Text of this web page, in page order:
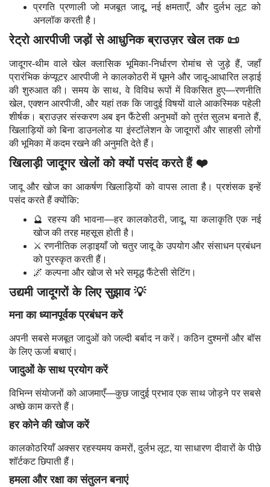
प्रगति प्रणाली जो मजबूत जादू, नई क्षमताएँ, और दुर्लभ लूट को
अनलॉक करती है।
रेट्रो आरपीजी जड़ों से आधुनिक ब्राउज़र खेल तक 📜
जादूगर-थीम वाले खेल क्लासिक भूमिका-निर्धारण रोमांच से जुड़े हैं, जहाँ
प्रारंभिक कंप्यूटर आरपीजी ने कालकोठरी में घूमने और जादू-आधारित लड़ाई
की शुरुआत की। समय के साथ, वे विविध रूपों में विकसित हुए—रणनीति
खेल, एक्शन आरपीजी, और यहां तक कि जादुई विषयों वाले आकस्मिक पहेली
शीर्षक। ब्राउज़र संस्करण अब इन फैंटेसी अनुभवों को तुरंत सुलभ बनाते हैं,
खिलाड़ियों को बिना डाउनलोड या इंस्टॉलेशन के जादूगरों और साहसी लोगों
की भूमिका में कदम रखने की अनुमति देते हैं।
खिलाड़ी जादूगर खेलों को क्यों पसंद करते हैं ❤️
जादू और खोज का आकर्षण खिलाड़ियों को वापस लाता है। प्रशंसक इन्हें
पसंद करते हैं क्योंकि:
🔮 रहस्य की भावना—हर कालकोठरी, जादू, या कलाकृति एक नई
खोज की तरह महसूस होती है।
⚔️ रणनीतिक लड़ाइयाँ जो चतुर जादू के उपयोग और संसाधन प्रबंधन
को पुरस्कृत करती हैं।
🌌 कल्पना और खोज से भरे समृद्ध फैंटेसी सेटिंग।
उद्यमी जादूगरों के लिए सुझाव 💡
मना का ध्यानपूर्वक प्रबंधन करें
अपनी सबसे मजबूत जादुओं को जल्दी बर्बाद न करें। कठिन दुश्मनों और बॉस
के लिए ऊर्जा बचाएं।
जादुओं के साथ प्रयोग करें
विभिन्न संयोजनों को आजमाएँ—कुछ जादुई प्रभाव एक साथ जोड़ने पर सबसे
अच्छे काम करते हैं।
हर कोने की खोज करें
कालकोठरियाँ अक्सर रहस्यमय कमरों, दुर्लभ लूट, या साधारण दीवारों के पीछे
शॉर्टकट छिपाती हैं।
हमला और रक्षा का संतुलन बनाएं